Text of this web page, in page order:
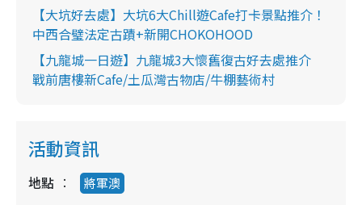
【大坑好去處】大坑6大Chill遊Cafe打卡景點推介！
中西合璧法定古蹟+新開CHOKOHOOD
【九龍城一日遊】九龍城3大懷舊復古好去處推介
戰前唐樓新Cafe/土瓜灣古物店/牛棚藝術村
活動資訊
地點 將軍澳